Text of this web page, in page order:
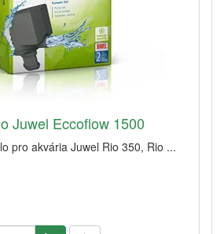
Juwel Eccoflow 1500
pro akvária Juwel Rio 350, Rio ...